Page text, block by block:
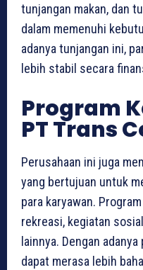
tunjangan makan, dan
dalam memenuhi
adanya tunjangan ini,
lebih stabil secara
Program
PT Trans
Perusahaan ini juga
yang bertujuan untuk
para karyawan.
rekreasi, kegiatan
lainnya. Dengan
dapat merasa lebih